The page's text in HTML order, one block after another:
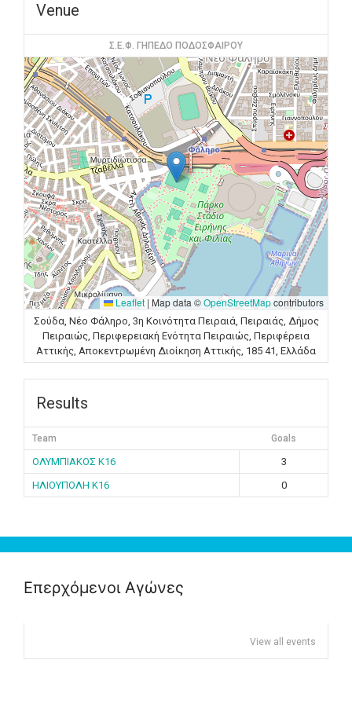
Venue
Σ.Ε.Φ. ΓΗΠΕΔΟ ΠΟΔΟΣΦΑΙΡΟΥ
Leaflet | Map data ©OpenStreetMapcontributors
Σούδα, Νέο Φάληρο, 3η Κοινότητα Πειραιά, Πειραιάς, Δήμος
Πειραιώς, Περιφερειακή Ενότητα Πειραιώς, Περιφέρεια
Αττικής, Αποκεντρωμένη Διοίκηση Αττικής, 185 41, Ελλάδα
Results
Team Goals
ΟΛΥΜΠΙΑΚΟΣ K16
3
ΗΛΙΟΥΠΟΛΗ K16
0
Επερχόμενοι Αγώνες
View all events